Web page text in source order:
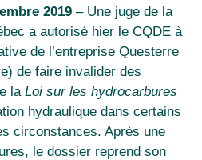
2019 – Une juge de la
a autorisé hier le CQDE à
de l’entreprise Questerre
de faire invalider des
la Loi sur les hydrocarbures
hydraulique dans certains
circonstances. Après une
le dossier reprend son